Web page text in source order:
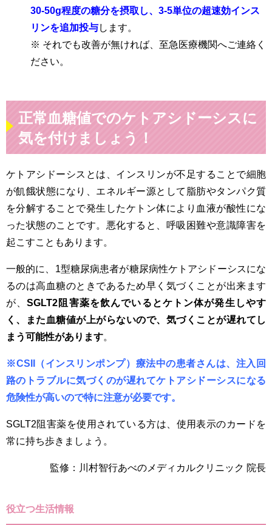
30-50g程度の糖分を摂取し、3-5単位の超速効インス
リンを追加投与します。
※ それでも改善が無ければ、至急医療機関へご連絡く
ださい。
正常血糖値でのケトアシドーシスに
気を付けましょう！
ケトアシドーシスとは、インスリンが不足することで細胞
が飢餓状態になり、エネルギー源として脂肪やタンパク質
を分解することで発生したケトン体により血液が酸性にな
った状態のことです。悪化すると、呼吸困難や意識障害を
起こすこともあります。
一般的に、1型糖尿病患者が糖尿病性ケトアシドーシスにな
るのは高血糖のときであるため早く気づくことが出来ます
が、SGLT2阻害薬を飲んでいるとケトン体が発生しやす
く、また血糖値が上がらないので、気づくことが遅れてし
まう可能性があります。
※CSII（インスリンポンプ）療法中の患者さんは、注入回
路のトラブルに気づくのが遅れてケトアシドーシスになる
危険性が高いので特に注意が必要です。
SGLT2阻害薬を使用されている方は、使用表示のカードを
常に持ち歩きましょう。
監修：川村智行あべのメディカルクリニック 院長
役立つ生活情報